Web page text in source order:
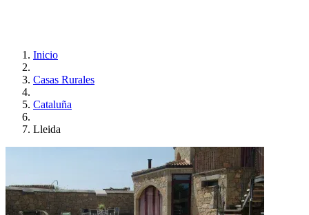
Inicio
Casas Rurales
Cataluña
Lleida